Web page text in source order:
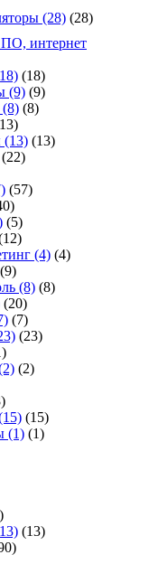
(28) (28)
ПО, интернет
(18)
(9) (9)
(8) (8)
(13) (13)
(22)
(57)
(5)
(4) (4)
(9)
(8) (8)
(20)
(7)
(23)
(2)
(15)
(1) (1)
(13)